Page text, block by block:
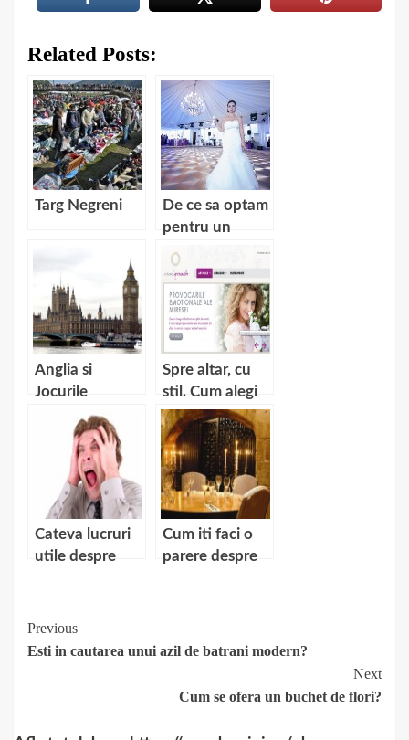
Related Posts:
Targ Negreni
De ce sa optam
pentru un
fotograf
profesionist?
Anglia si
Jocurile
Olimpice de la
Londra 2012
Spre altar, cu
stil. Cum alegi
rochia de
mireasa
Cateva lucruri
utile despre
Cum iti faci o
parere despre
Continue
Reading
Previous
Esti in cautarea unui azil de batrani modern?
Next
Cum se ofera un buchet de flori?